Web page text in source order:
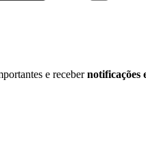
e receber notificações